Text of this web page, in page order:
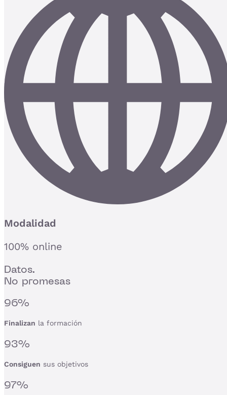
Modalidad
100% online
Datos.
No promesas
96%
Finalizan la formación
93%
Consiguen sus objetivos
97%